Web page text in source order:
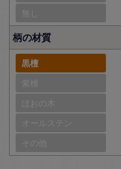
無し
柄の材質
黒檀
紫檀
ほおの木
オールステン
その他